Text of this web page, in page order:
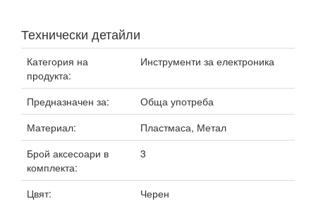
Технически детайли
Категория на
продукта:
Инструменти за електроника
Предназначен за:
Обща употреба
Материал:
Пластмаса, Метал
Брой аксесоари в
комплекта:
3
Цвят: Черен